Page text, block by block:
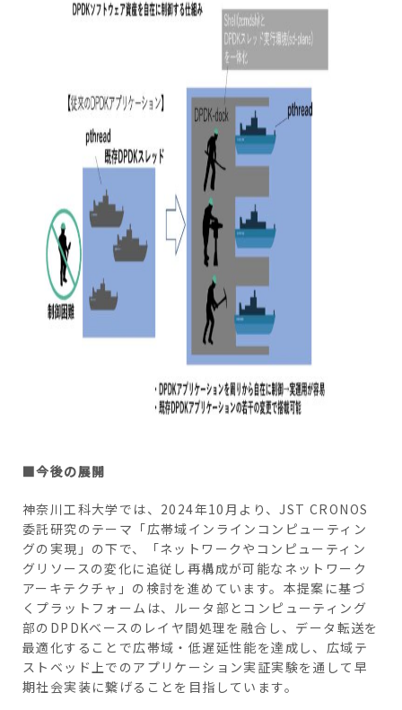
■今後の展開
神奈川工科大学では、2024年10月より、JST CRONOS
委託研究のテーマ「広帯域インラインコンピューティン
グの実現」の下で、「ネットワークやコンピューティン
グリソースの変化に追従し再構成が可能なネットワーク
アーキテクチャ」の検討を進めています。本提案に基づ
くプラットフォームは、ルータ部とコンピューティング
部のDPDKベースのレイヤ間処理を融合し、データ転送を
最適化することで広帯域・低遅延性能を達成し、広域テ
ストベッド上でのアプリケーション実証実験を通して早
期社会実装に繋げることを目指しています。